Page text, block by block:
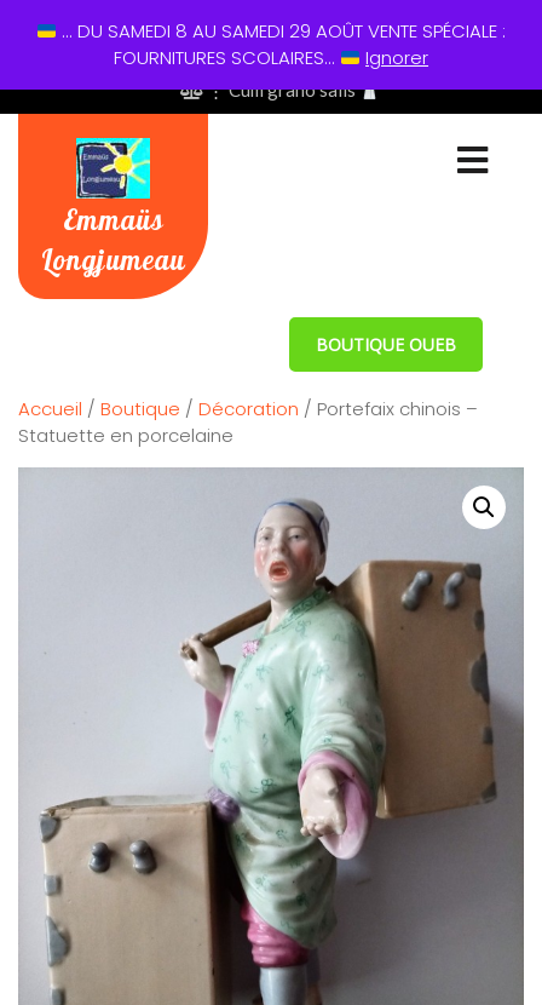
01 60 49 13 60
⋮ Cum grano salis
Emmaüs
Longjumeau
BOUTIQUE OUEB
Accueil / Boutique / Décoration / Portefaix chinois –
Statuette en porcelaine
... DU SAMEDI 8 AU SAMEDI 29 AOÛT VENTE SPÉCIALE :
FOURNITURES SCOLAIRES...
Ignorer